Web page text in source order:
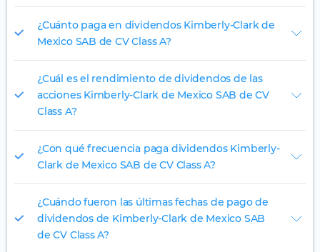
¿Cuánto paga en dividendos Kimberly-Clark de
Mexico SAB de CV Class A?
¿Cuál es el rendimiento de dividendos de las
acciones Kimberly-Clark de Mexico SAB de CV
Class A?
¿Con qué frecuencia paga dividendos Kimberly-
Clark de Mexico SAB de CV Class A?
¿Cuándo fueron las últimas fechas de pago de
dividendos de Kimberly-Clark de Mexico SAB
de CV Class A?